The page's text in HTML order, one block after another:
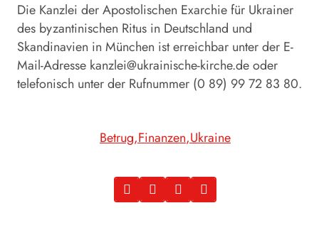
Die Kanzlei der Apostolischen Exarchie für Ukrainer
des byzantinischen Ritus in Deutschland und
Skandinavien in München ist erreichbar unter der E-
Mail-Adresse kanzlei@ukrainische-kirche.de oder
telefonisch unter der Rufnummer (0 89) 99 72 83 80.
Betrug Finanzen Ukraine